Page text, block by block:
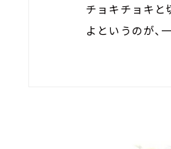
チョキチョキと
よというのが、